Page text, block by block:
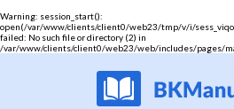
Warning: session_start():
open(/var/www/clients/client0/web23/tmp/v/i/
failed: No such file or directory (2) in
/var/www/clients/client0/web23/web/includes/pages/